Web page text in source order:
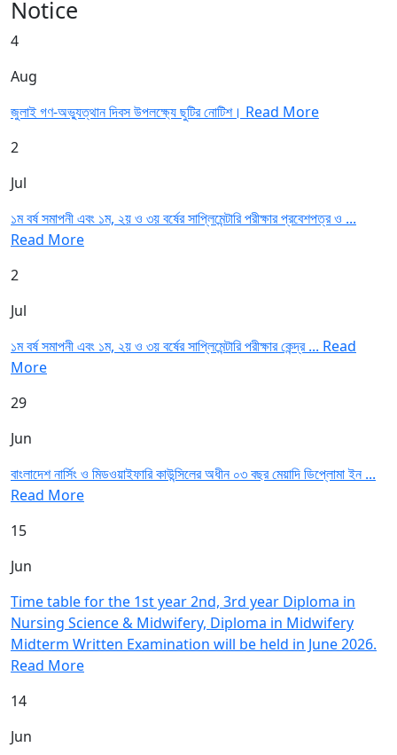
Notice
4
Aug
জুলাই গণ-অভ্যুত্থান দিবস উপলক্ষ্যে ছুটির নোটিশ। Read More
2
Jul
১ম বর্ষ সমাপনী এবং ১ম, ২য় ও ৩য় বর্ষের সাপ্লিমেন্টারি পরীক্ষার প্রবেশপত্র ও ...
Read More
2
Jul
১ম বর্ষ সমাপনী এবং ১ম, ২য় ও ৩য় বর্ষের সাপ্লিমেন্টারি পরীক্ষার কেন্দ্র ... Read
More
29
Jun
বাংলাদেশ নার্সিং ও মিডওয়াইফারি কাউন্সিলের অধীন ০৩ বছর মেয়াদি ডিপ্লোমা ইন ...
Read More
15
Jun
Time table for the 1st year 2nd, 3rd year Diploma in
Nursing Science & Midwifery, Diploma in Midwifery
Midterm Written Examination will be held in June 2026.
Read More
14
Jun